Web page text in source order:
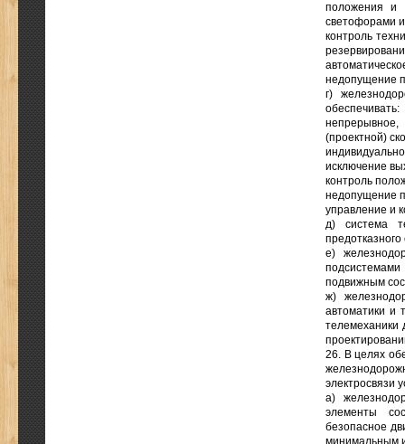
положения и
светофорами
контроль
недопущение
г)
обеспечивать:
(проектной)
исключение
контроль
недопущение
управление и
д) система
е)
подвижным
ж)
автоматики и
телемеханики
26. В целях
электросвязи
а)
элементы
безопасное
минимальным